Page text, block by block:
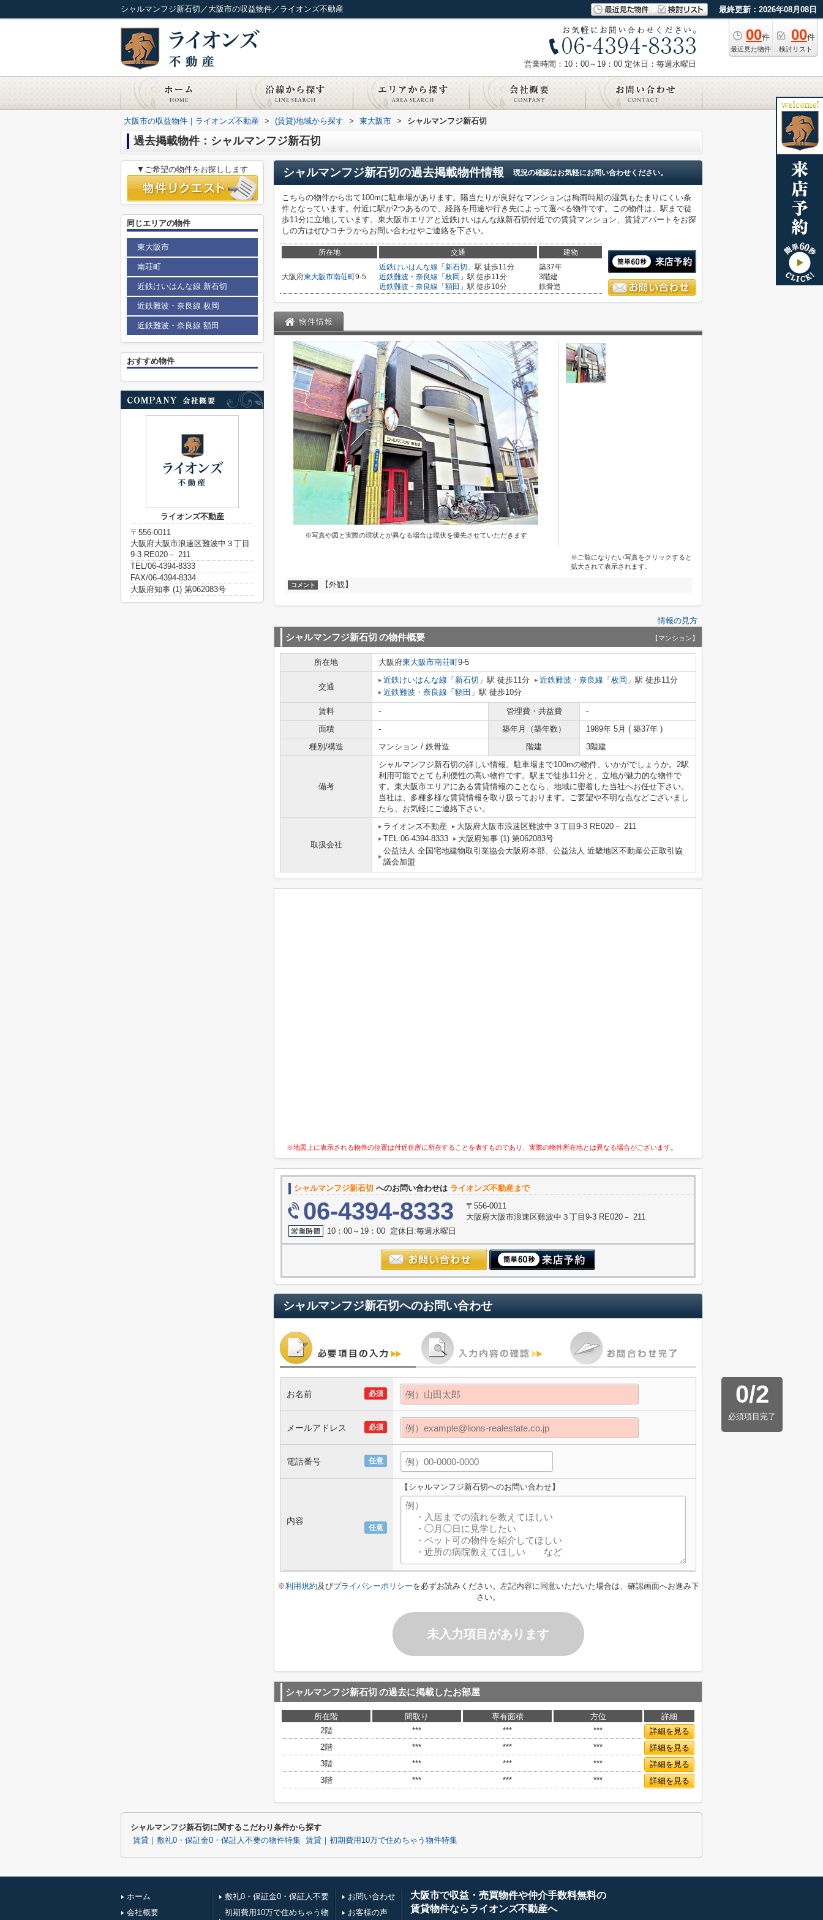
シャルマンフジ新石切／大阪市の収益物件／ライオンズ不動産 最終更新：2026年08月08日
00件
最近見た物件
00件
検討リスト
営業時間：10：00～19：00 定休日：毎週水曜日
大阪市の収益物件｜ライオンズ不動産 > (賃貸)地域から探す > 東大阪市 > シャルマンフジ新石切
過去掲載物件：シャルマンフジ新石切
シャルマンフジ新石切の過去掲載物件情報 現況の確認はお気軽にお問い合わせください。
こちらの物件から出て100mに駐車場があります。陽当たりが良好なマンションは梅雨時期の湿気もたまりにくい条
件となっています。付近に駅が2つあるので、経路を用途や行き先によって選べる物件です。この物件は、駅まで徒
歩11分に立地しています。東大阪市エリアと近鉄けいはんな線新石切付近での賃貸マンション、賃貸アパートをお探
しの方はぜひコチラからお問い合わせやご連絡を下さい。
所在地 交通 建物
大阪府東大阪市南荘町9-5
近鉄けいはんな線 「 新石切 」駅 徒歩11分
近鉄難波・奈良線 「 枚岡 」駅 徒歩11分
近鉄難波・奈良線 「 額田 」駅 徒歩10分
築37年
3階建
鉄骨造
物件情報
※写真や図と実際の現状とが異なる場合は現状を優先させていただきます
※ご覧になりたい写真をクリックすると
拡大されて表示されます。
コメント 【外観】
情報の見方
シャルマンフジ新石切 の物件概要 【マンション】
所在地 大阪府東大阪市南荘町9-5
交通
近鉄けいはんな線 「 新石切 」駅 徒歩11分 近鉄難波・奈良線 「 枚岡 」駅 徒歩11分
近鉄難波・奈良線 「 額田 」駅 徒歩10分
賃料 - 管理費・共益費
-
面積
- 築年月（築年数）
1989年 5月 ( 築37年 )
種別/構造
マンション / 鉄骨造 階建 3階建
備考
シャルマンフジ新石切の詳しい情報。駐車場まで100mの物件、いかがでしょうか。2駅
利用可能でとても利便性の高い物件です。駅まで徒歩11分と、立地が魅力的な物件で
す。東大阪市エリアにある賃貸情報のことなら、地域に密着した当社へお任せ下さい。
当社は、多種多様な賃貸情報を取り扱っております。ご要望や不明な点などございまし
たら、お気軽にご連絡下さい。
取扱会社
ライオンズ不動産
大阪府大阪市浪速区難波中３丁目9-3 RE020－ 211
TEL:06-4394-8333
大阪府知事 (1) 第062083号
公益法人 全国宅地建物取引業協会大阪府本部、公益法人 近畿地区不動産公正取引協
議会加盟
※地図上に表示される物件の位置は付近住所に所在することを表すものであり、実際の物件所在地とは異なる場合がございます。
シャルマンフジ新石切 へのお問い合わせは ライオンズ不動産まで
06-4394-8333
〒556-0011
大阪府大阪市浪速区難波中３丁目9-3 RE020－ 211
10：00～19：00 定休日:毎週水曜日
シャルマンフジ新石切へのお問い合わせ
0/2
必須項目完了
必須
お名前
必須
メールアドレス
任意
電話番号
任意
内容
【シャルマンフジ新石切へのお問い合わせ】
※利用規約及びプライバシーポリシーを必ずお読みください。左記内容に同意いただいた場合は、確認画面へお進み下
さい。
未入力項目があります
シャルマンフジ新石切 の過去に掲載したお部屋
所在階 間取り 専有面積 方位
詳細
2階
*** *** ***
詳細を見る
2階
*** *** ***
詳細を見る
3階
*** *** ***
詳細を見る
3階
*** *** *** 詳細を見る
▼ご希望の物件をお探しします
同じエリアの物件
東大阪市
南荘町
近鉄けいはんな線 新石切
近鉄難波・奈良線 枚岡
近鉄難波・奈良線 額田
おすすめ物件
ライオンズ不動産
〒556-0011
大阪府大阪市浪速区難波中３丁目
9-3 RE020－ 211
TEL/06-4394-8333
FAX/06-4394-8334
大阪府知事 (1) 第062083号
シャルマンフジ新石切に関するこだわり条件から探す
賃貸｜敷礼0・保証金0・保証人不要の物件特集 賃貸｜初期費用10万で住めちゃう物件特集
ホーム
会社概要
敷礼0・保証金0・保証人不要
初期費用10万で住めちゃう物
お問い合わせ
お客様の声
大阪市で収益・売買物件や仲介手数料無料の
賃貸物件ならライオンズ不動産へ